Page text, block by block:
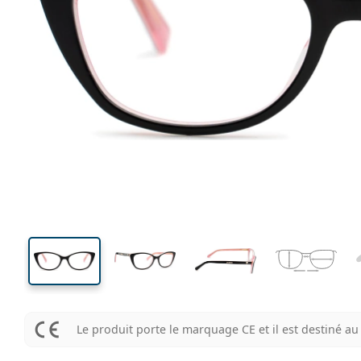
127 mm
Largeur des verres
35 mm
Largeur des verres
51 mm
Largeur des verres
Largeur
des verres
Le produit porte le marquage CE et il est destiné